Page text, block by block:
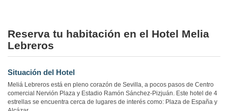
Reserva tu habitación en el Hotel Melia
Lebreros
Situación del Hotel
Meliá Lebreros está en pleno corazón de Sevilla, a pocos pasos de Centro
comercial Nervión Plaza y Estadio Ramón Sánchez-Pizjuán. Este hotel de 4
estrellas se encuentra cerca de lugares de interés como: Plaza de España y